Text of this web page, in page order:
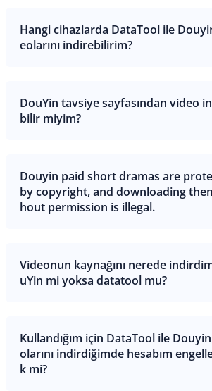
Hangi cihazlarda DataTool ile
eolarını indirebilirim?
DouYin tavsiye sayfasından video
bilir miyim?
Douyin paid short dramas are
by copyright, and downloading
hout permission is illegal.
Videonun kaynağını nerede
uYin mi yoksa datatool mu?
Kullandığım için DataTool ile
olarını indirdiğimde hesabım
k mi?